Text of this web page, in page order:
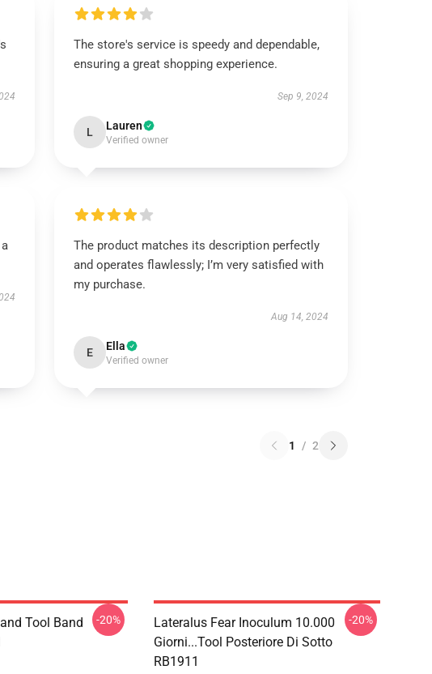
The store's service is speedy and dependable,
ensuring a great shopping experience.
Sep 9, 2024
L Lauren
Verified owner
The product matches its description perfectly
and operates flawlessly; I’m very satisfied with
my purchase.
Aug 14, 2024
E Ella
Verified owner
1 / 2
Tool Band
-20%
Lateralus Fear Inoculum 10.000
Giorni...tool Posteriore Di Sotto
RB1911
-20%